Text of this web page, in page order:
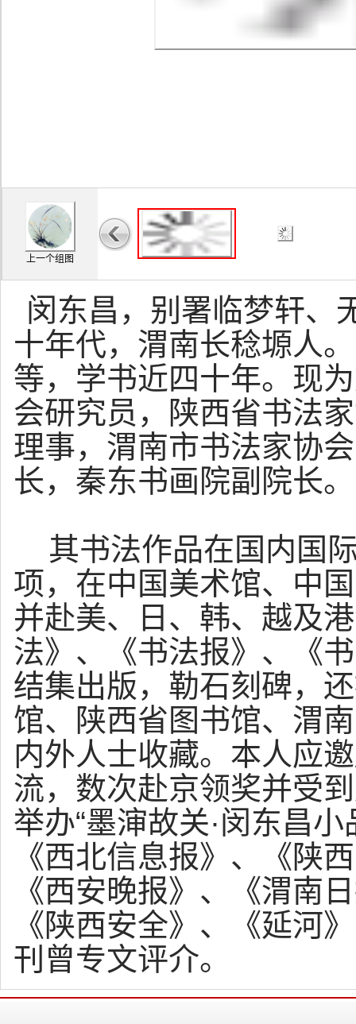
上一个组图
闵东昌，别署临梦轩、
十年代，渭南长稔塬人
等，学书近四十年。现
会研究员，陕西省书法
理事，渭南市书法家协
长，秦东书画院副院长。
其书法作品在国内国
项，在中国美术馆、中
并赴美、日、韩、越及
法》、《书法报》、《
结集出版，勒石刻碑，
馆、陕西省图书馆、渭
内外人士收藏。本人应
流，数次赴京领奖并受
举办“墨渖故关·闵东昌
《西北信息报》、《陕
《西安晚报》、《渭南
《陕西安全》、《延河
刊曾专文评介。